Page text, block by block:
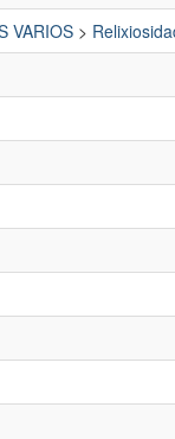
VARIOS >